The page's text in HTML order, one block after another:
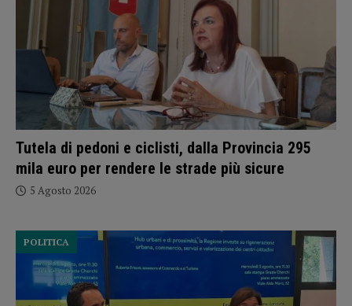
Tutela di pedoni e ciclisti, dalla Provincia 295
mila euro per rendere le strade più sicure
5 Agosto 2026
POLITICA